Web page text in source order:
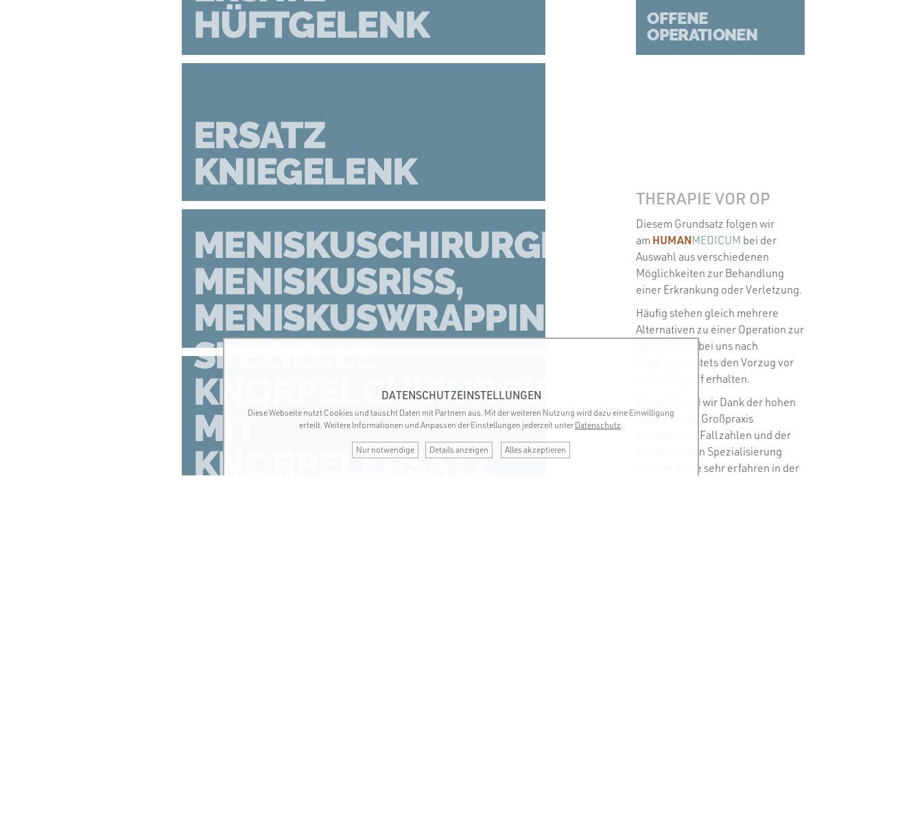
HÜFTGELENK
ERSATZ
KNIEGELENK
MENISKUSCHIRURGIE,
MENISKUSRISS,
MENISKUSWRAPPING
SPEZIELLE
KNORPELCHIRURGIE
MIT
KNORPELERSATZ
OFFENE
OPERATIONEN
THERAPIE VOR OP
Diesem Grundsatz folgen wir
am HUMANMEDICUM bei der
Auswahl aus verschiedenen
Möglichkeiten zur Behandlung
einer Erkrankung oder Verletzung.
Häufig stehen gleich mehrere
Alternativen zu einer Operation zur
Auswahl, die bei uns nach
Möglichkeit stets den Vorzug vor
einem Eingriff erhalten.
Zugleich sind wir Dank der hohen
durch uns als Großpraxis
behandelten Fallzahlen und der
konsequenten Spezialisierung
unserer Ärzte sehr erfahren in der
DATENSCHUTZEINSTELLUNGEN
Diese Webseite nutzt Cookies und tauscht Daten mit Partnern aus. Mit der weiteren Nutzung wird dazu eine Einwilligung
erteilt. Weitere Informationen und Anpassen der Einstellungen jederzeit unterDatenschutz.
Nur notwendige Details anzeigen Alles akzeptieren